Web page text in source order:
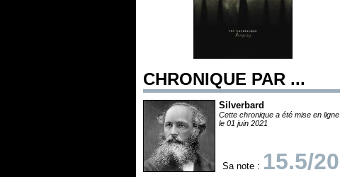
CHRONIQUE PAR ...
Silverbard
Cette chronique a été mise en ligne
le 01 juin 2021
Sa note : 15.5/20